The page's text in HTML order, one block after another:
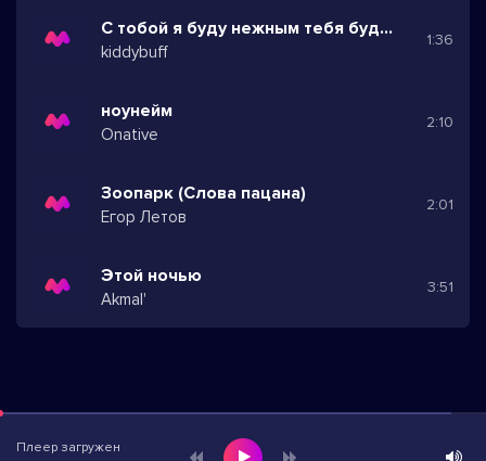
С тобой я буду нежным тебя буду любить
kiddybuff
1:36
ноунейм
Onative
2:10
Зоопарк (Слова пацана)
Егор Летов
2:01
Этой ночью
Akmal'
3:51
Плеер загружен